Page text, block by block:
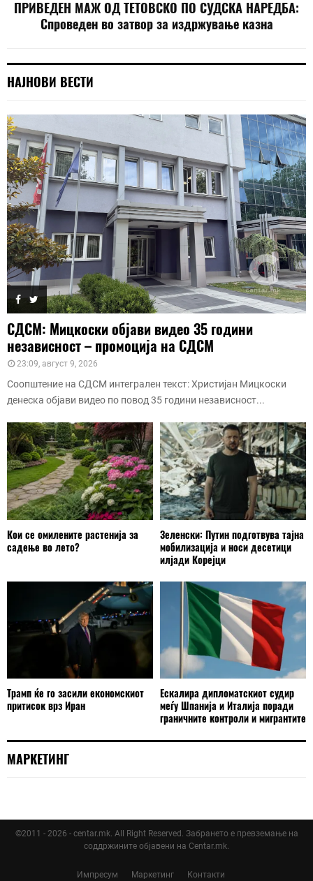
ПРИВЕДЕН МАЖ ОД ТЕТОВСКО ПО СУДСКА НАРЕДБА:
Спроведен во затвор за издржување казна
НАЈНОВИ ВЕСТИ
СДСМ: Мицкоски објави видео 35 години
независност – промоција на СДСМ
23:09, август 9, 2026
Соопштение на СДСМ интегрален текст: Христијан Мицкоски
денеска објави видео по повод 35 години независност...
Кои се омилените растенија за
садење во лето?
Зеленски: Путин подготвува тајна
мобилизација и носи десетици
илјади Корејци
Трамп ќе го засили економскиот
притисок врз Иран
Ескалира дипломатскиот судир
меѓу Шпанија и Италија поради
граничните контроли и мигрантите
МАРКЕТИНГ
©2011 - 2026 - centar.mk. All Right Reserved. Забрането е превземање на
соддржините објавени на Centar.mk.
Импресум Маркетинг Контакти